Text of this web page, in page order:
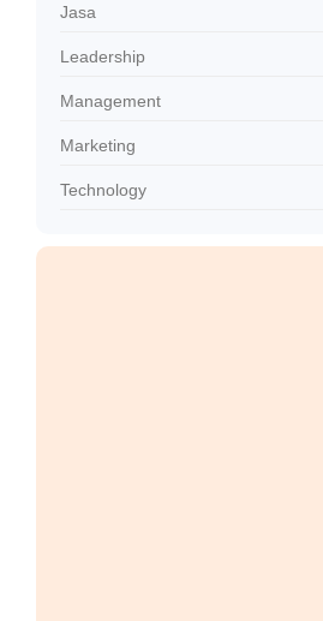
Jasa
Leadership
Management
Marketing
Technology